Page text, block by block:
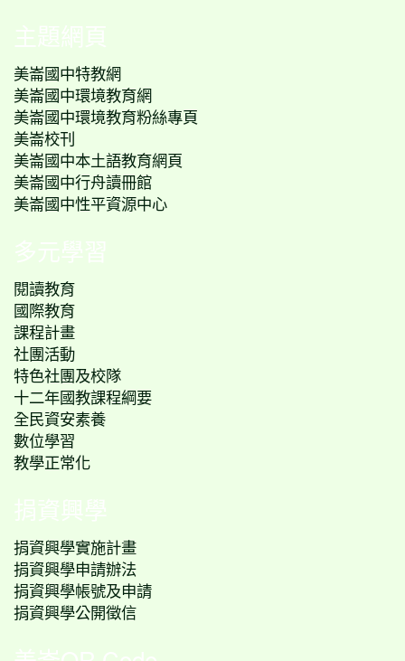
主題網頁
美崙國中特教網
美崙國中環境教育網
美崙國中環境教育粉絲專頁
美崙校刊
美崙國中本土語教育網頁
美崙國中行舟讀冊館
美崙國中性平資源中心
多元學習
閱讀教育
國際教育
課程計畫
社團活動
特色社團及校隊
十二年國教課程綱要
全民資安素養
數位學習
教學正常化
捐資興學
捐資興學實施計畫
捐資興學申請辦法
捐資興學帳號及申請
捐資興學公開徵信